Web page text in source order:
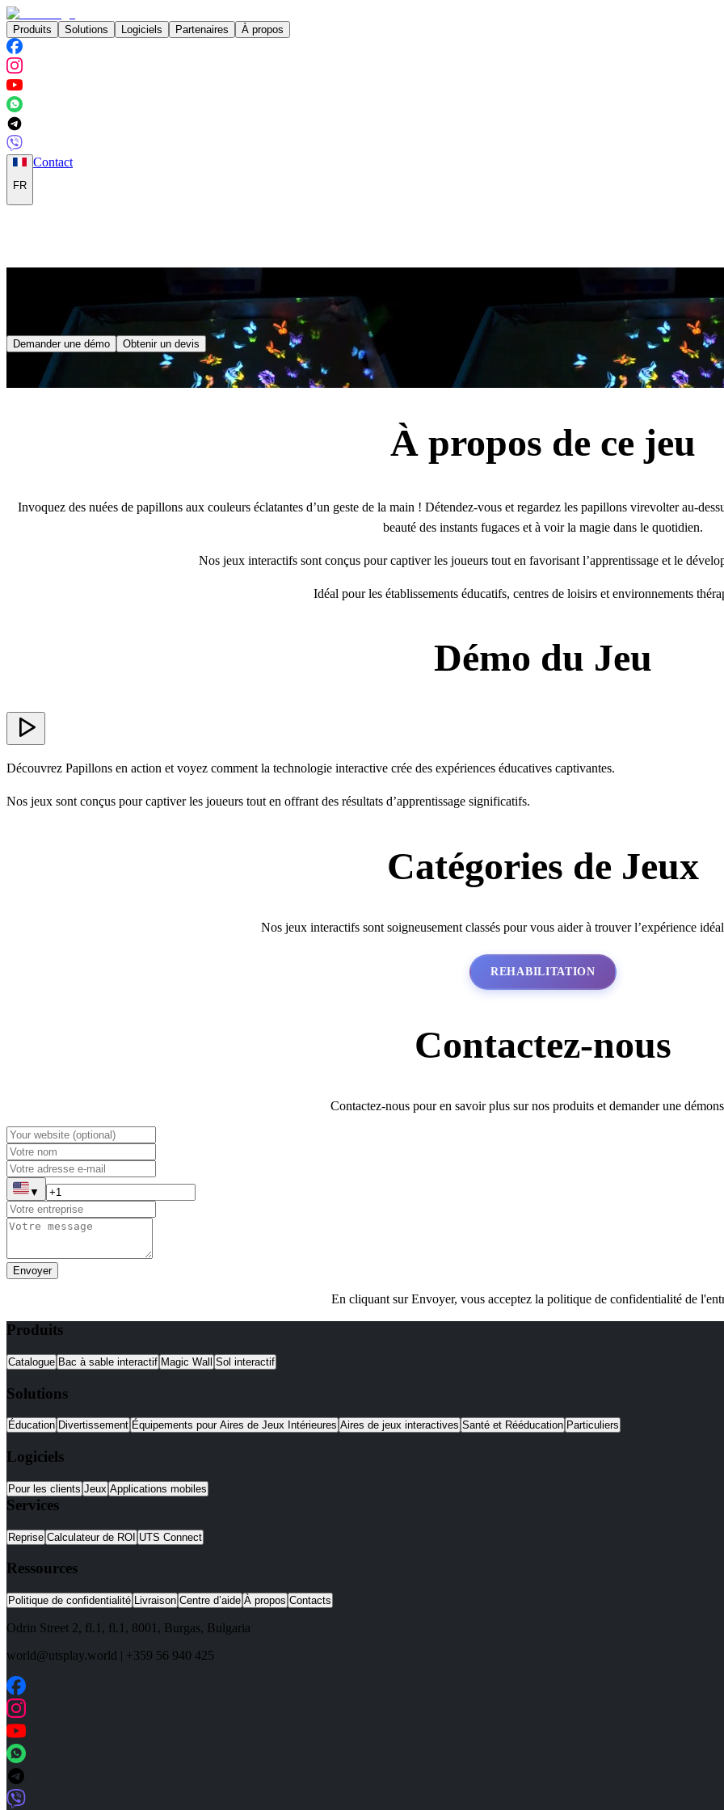
Produits Solutions Logiciels Partenaires À propos
FR
Contact
Papillons
Demander une démo Obtenir un devis
À propos de ce jeu
Invoquez des nuées de papillons aux couleurs éclatantes d’un geste de la main ! Détendez-vous et regardez les papillons virevolter au-
beauté des instants fugaces et à voir la magie dans le quotidien.
Nos jeux interactifs sont conçus pour captiver les joueurs tout en favorisant l’apprentissage et le
Idéal pour les établissements éducatifs, centres de loisirs et environnements
Démo du Jeu
Découvrez Papillons en action et voyez comment la technologie interactive crée des expériences éducatives captivantes.
Nos jeux sont conçus pour captiver les joueurs tout en offrant des résultats d’apprentissage significatifs.
Catégories de Jeux
Nos jeux interactifs sont soigneusement classés pour vous aider à trouver l’expérience
REHABILITATION
Contactez-nous
Contactez-nous pour en savoir plus sur nos produits et demander une
▼
Envoyer
En cliquant sur Envoyer, vous acceptez la politique de confidentialité de
Produits
Catalogue Bac à sable interactif Magic Wall Sol interactif
Solutions
Éducation Divertissement Équipements pour Aires de Jeux Intérieures Aires de jeux interactives Santé et Rééducation Particuliers
Logiciels
Pour les clients Jeux Applications mobiles
Services
Reprise Calculateur de ROI UTS Connect
Ressources
Politique de confidentialité Livraison Centre d’aide À propos Contacts
Odrin Street 2, fl.1 , fl.1, 8001 , Burgas, Bulgaria
world@utsplay.world | +359 56 940 425